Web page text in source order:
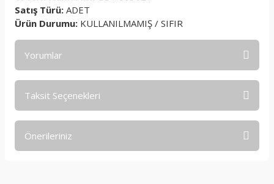
Satış Türü: ADET
Ürün Durumu: KULLANILMAMIŞ / SIFIR
Yorumlar
Taksit Seçenekleri
Önerileriniz